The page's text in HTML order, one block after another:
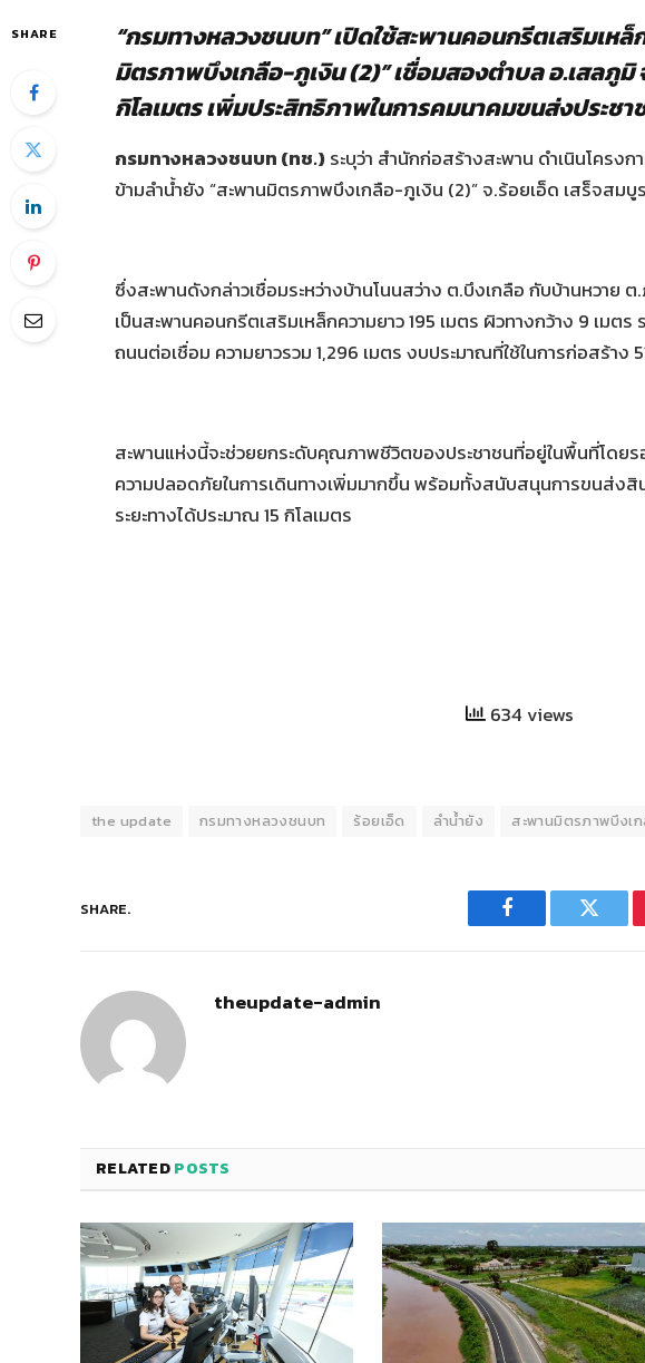
SHARE
“กรมทางหลวงชนบท” เปิดใช้สะพานคอนกรีตเสริมเหล็
มิตรภาพบึงเกลือ-ภูเงิน (2)” เชื่อมสองตำบล อ.เสลภูมิ
กิโลเมตร เพิ่มประสิทธิภาพในการคมนาคมขนส่งประช
กรมทางหลวงชนบท (ทช.) ระบุว่า สำนักก่อสร้างสะพาน ดำเนินโครง
ข้ามลำน้ำยัง “สะพานมิตรภาพบึงเกลือ-ภูเงิน (2)” จ.ร้อยเอ็ด เสร็จสม
ซึ่งสะพานดังกล่าวเชื่อมระหว่างบ้านโนนสว่าง ต.บึงเกลือ กับบ้านหวาย
เป็นสะพานคอนกรีตเสริมเหล็กความยาว 195 เมตร ผิวทางกว้าง 9 เม
ถนนต่อเชื่อม ความยาวรวม 1,296 เมตร งบประมาณที่ใช้ในการก่อสร้าง
สะพานแห่งนี้จะช่วยยกระดับคุณภาพชีวิตของประชาชนที่อยู่ในพื้นที่โดยร
ความปลอดภัยในการเดินทางเพิ่มมากขึ้น พร้อมทั้งสนับสนุนการขนส่งสิ
ระยะทางได้ประมาณ 15 กิโลเมตร
634 views
the update กรมทางหลวงชนบท ร้อยเอ็ด ลำน้ำยัง สะพานมิตรภาพบึงเ
SHARE.
Facebook Twitter
theupdate-admin
RELATEDPOSTS